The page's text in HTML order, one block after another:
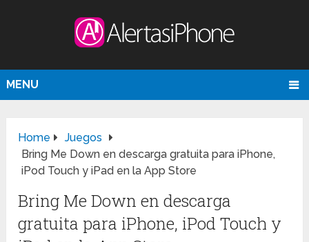
MENU
Home
Juegos
Bring Me Down en descarga gratuita para iPhone,
iPod Touch y iPad en la App Store
Bring Me Down en descarga
gratuita para iPhone, iPod Touch y